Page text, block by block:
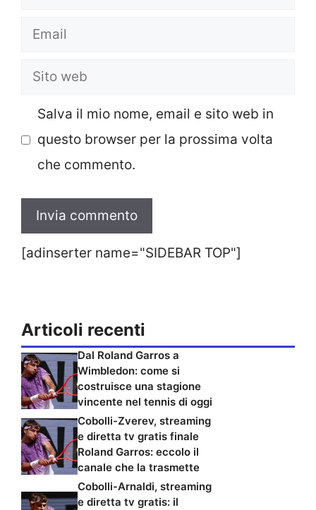
Email
Sito
Salva il mio nome, email e sito web in
questo browser per la prossima volta
che commento.
[adinserter name="SIDEBAR TOP"]
Articoli recenti
Dal Roland Garros a
Wimbledon: come si
costruisce una stagione
vincente nel tennis di oggi
Cobolli-Zverev, streaming
e diretta tv gratis finale
Roland Garros: eccolo il
canale che la trasmette
Cobolli-Arnaldi, streaming
e diretta tv gratis: il